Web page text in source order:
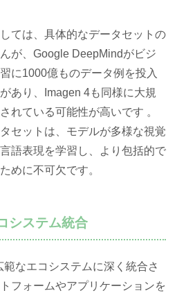
ては、具体的なデータセットの
が、Google DeepMindがビジ
に1000億ものデータ例を投入
あり、Imagen 4も同様に大規
れている可能性が高いです 。
セットは、モデルが多様な視覚
語表現を学習し、より包括的で
めに不可欠です。
システム統合
範なエコシステムに深く統合さ
フォームやアプリケーションを